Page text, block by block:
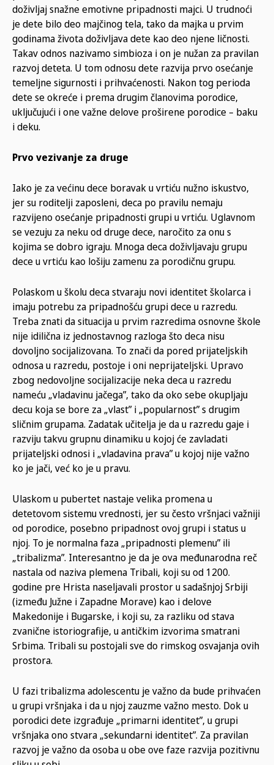
doživljaj snažne emotivne pripadnosti majci. U trudnoći
je dete bilo deo majčinog tela, tako da majka u prvim
godinama života doživljava dete kao deo njene ličnosti.
Takav odnos nazivamo simbioza i on je nužan za pravilan
razvoj deteta. U tom odnosu dete razvija prvo osećanje
temeljne sigurnosti i prihvaćenosti. Nakon tog perioda
dete se okreće i prema drugim članovima porodice,
uključujući i one važne delove proširene porodice – baku
i deku.
Prvo vezivanje za druge
Iako je za većinu dece boravak u vrtiću nužno iskustvo,
jer su roditelji zaposleni, deca po pravilu nemaju
razvijeno osećanje pripadnosti grupi u vrtiću. Uglavnom
se vezuju za neku od druge dece, naročito za onu s
kojima se dobro igraju. Mnoga deca doživljavaju grupu
dece u vrtiću kao lošiju zamenu za porodičnu grupu.
Polaskom u školu deca stvaraju novi identitet školarca i
imaju potrebu za pripadnošću grupi dece u razredu.
Treba znati da situacija u prvim razredima osnovne škole
nije idilična iz jednostavnog razloga što deca nisu
dovoljno socijalizovana. To znači da pored prijateljskih
odnosa u razredu, postoje i oni neprijateljski. Upravo
zbog nedovoljne socijalizacije neka deca u razredu
nameću „vladavinu jačega”, tako da oko sebe okupljaju
decu koja se bore za „vlast” i „popularnost” s drugim
sličnim grupama. Zadatak učitelja je da u razredu gaje i
razviju takvu grupnu dinamiku u kojoj će zavladati
prijateljski odnosi i „vladavina prava” u kojoj nije važno
ko je jači, već ko je u pravu.
Ulaskom u pubertet nastaje velika promena u
detetovom sistemu vrednosti, jer su često vršnjaci važniji
od porodice, posebno pripadnost ovoj grupi i status u
njoj. To je normalna faza „pripadnosti plemenu” ili
„tribalizma”. Interesantno je da je ova međunarodna reč
nastala od naziva plemena Tribali, koji su od 1200.
godine pre Hrista naseljavali prostor u sadašnjoj Srbiji
(između Južne i Zapadne Morave) kao i delove
Makedonije i Bugarske, i koji su, za razliku od stava
zvanične istoriografije, u antičkim izvorima smatrani
Srbima. Tribali su postojali sve do rimskog osvajanja ovih
prostora.
U fazi tribalizma adolescentu je važno da bude prihvaćen
u grupi vršnjaka i da u njoj zauzme važno mesto. Dok u
porodici dete izgrađuje „primarni identitet”, u grupi
vršnjaka ono stvara „sekundarni identitet”. Za pravilan
razvoj je važno da osoba u obe ove faze razvija pozitivnu